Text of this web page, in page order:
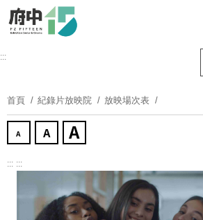
要
塊
:::
首頁 紀錄片放映院 放映場次表
::: :::